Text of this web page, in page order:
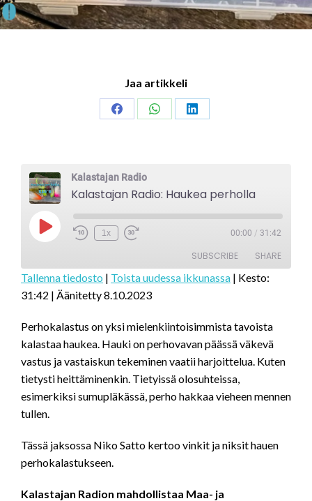
Jaa artikkeli
Share
Share
Share
Kalastajan Radio
Kalastajan Radio: Haukea perholla
Play
Episode
1x 00:00 / 31:42
SUBSCRIBE SHARE
SHARE
LINK
EMBED
Tallenna tiedosto | Toista uudessa ikkunassa | Kesto:
31:42 | Äänitetty 8.10.2023
Perhokalastus on yksi mielenkiintoisimmista tavoista
kalastaa haukea. Hauki on perhovavan päässä väkevä
vastus ja vastaiskun tekeminen vaatii harjoittelua. Kuten
tietysti heittäminenkin. Tietyissä olosuhteissa,
esimerkiksi sumupläkässä, perho hakkaa vieheen mennen
tullen.
Tässä jaksossa Niko Satto kertoo vinkit ja niksit hauen
perhokalastukseen.
Kalastajan Radion mahdollistaa Maa- ja